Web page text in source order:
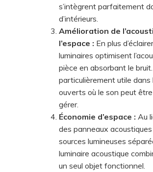
s’intègrent parfaitement
d’intérieurs.
Amélioration de
l’espace : En plus
luminaires optimisent
pièce en absorbant le
particulièrement utile dans
ouverts où le son peut
gérer.
Économie d’espace : Au
des panneaux
sources lumineuses
luminaire acoustique
un seul objet fonctionnel.